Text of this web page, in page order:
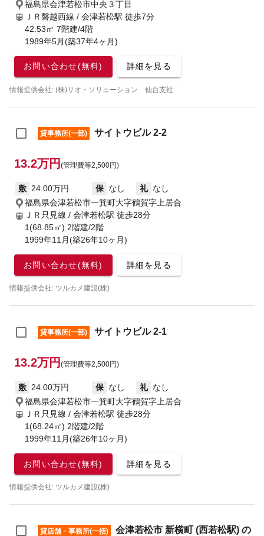
福島県会津若松市中央３丁目
ＪＲ磐越西線 / 会津若松駅 徒歩7分
42.53㎡ 7階建/4階
1989年5月(築37年4ヶ月)
お問い合わせ(無料) 詳細を見る
情報提供会社: (株)リオ・ソリューション 仙台支社
貸事務所(一部) サイトウビル 2-2
13.2万円 (管理費等2,500円)
敷 24.00万円 保 なし 礼 なし
福島県会津若松市一箕町大字鶴賀字上居合
ＪＲ只見線 / 会津若松駅 徒歩28分
1(68.85㎡) 2階建/2階
1999年11月(築26年10ヶ月)
お問い合わせ(無料) 詳細を見る
情報提供会社: ツルカメ建設(株)
貸事務所(一部) サイトウビル 2-1
13.2万円 (管理費等2,500円)
敷 24.00万円 保 なし 礼 なし
福島県会津若松市一箕町大字鶴賀字上居合
ＪＲ只見線 / 会津若松駅 徒歩28分
1(68.24㎡) 2階建/2階
1999年11月(築26年10ヶ月)
お問い合わせ(無料) 詳細を見る
情報提供会社: ツルカメ建設(株)
貸店舗・事務所(一括)
会津若松市 新横町 (西若松駅) の